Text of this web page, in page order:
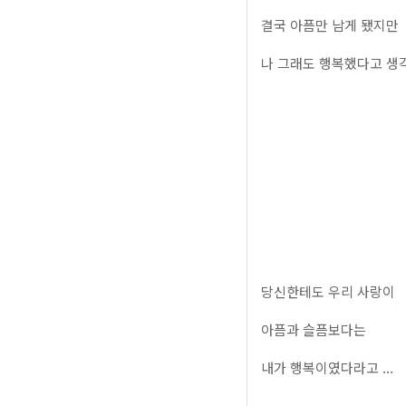
결국 아픔만 남게 됐지만
나 그래도 행복했다고 생
당신한테도 우리 사랑이
아픔과 슬픔보다는
내가 행복이였다라고 ...